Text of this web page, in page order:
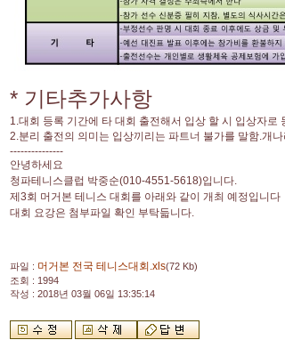
* 기타추가사항
1.대회 등록 기간에 타 대회 출전해서 입상 할 시 입상자
2.분리 출전의 의미는 입상끼리는 파트너 불가를 말함.개
---------------
안녕하세요
청파테니스클럽 박중순(010-4551-5618)입니다.
제3회 머거본 테니스 대회를 아래와 같이 개최 예정입니다
대회 요강은 첨부파일 확인 부탁듧니다.
파일 : 머거본 전국 테니스대회.xls(72 Kb)
조회 : 1994
작성 : 2018년 03월 06일 13:35:14